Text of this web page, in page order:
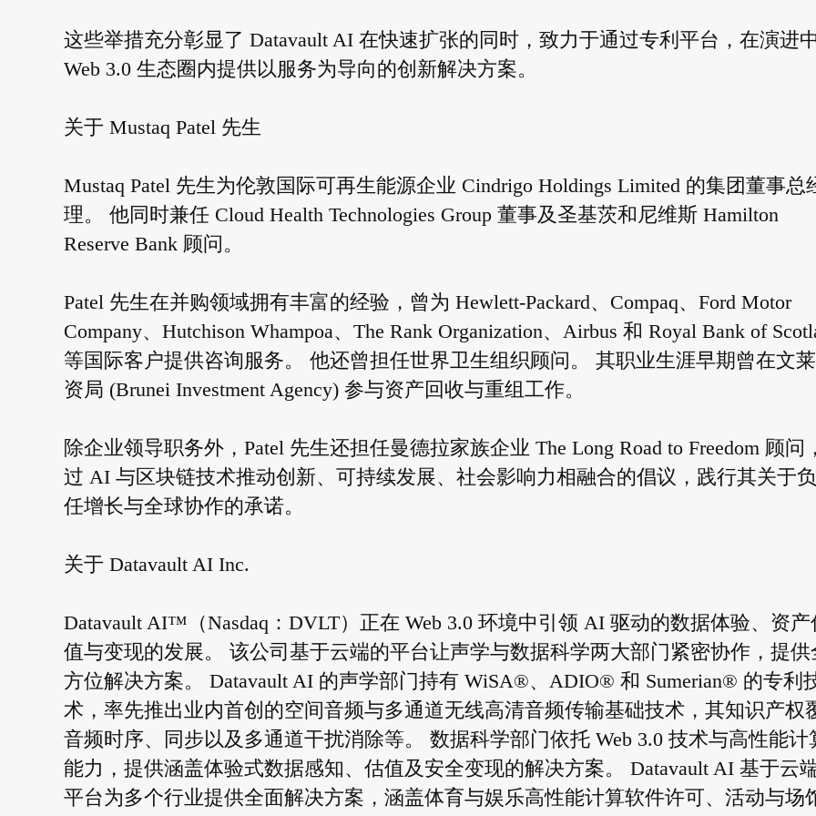
这些举措充分彰显了 Datavault AI 在快速扩张的同时，致力于通过专利平台，在演进
Web 3.0 生态圈内提供以服务为导向的创新解决方案。
关于 Mustaq Patel 先生
Mustaq Patel 先生为伦敦国际可再生能源企业 Cindrigo Holdings Limited 的集团董事总
理。 他同时兼任 Cloud Health Technologies Group 董事及圣基茨和尼维斯 Hamilton
Reserve Bank 顾问。
Patel 先生在并购领域拥有丰富的经验，曾为 Hewlett-Packard、Compaq、Ford Motor
Company、Hutchison Whampoa、The Rank Organization、Airbus 和 Royal Bank of
等国际客户提供咨询服务。 他还曾担任世界卫生组织顾问。 其职业生涯早期曾在文
资局 (Brunei Investment Agency) 参与资产回收与重组工作。
除企业领导职务外，Patel 先生还担任曼德拉家族企业 The Long Road to Freedom 顾问
过 AI 与区块链技术推动创新、可持续发展、社会影响力相融合的倡议，践行其关于
任增长与全球协作的承诺。
关于 Datavault AI Inc.
Datavault AI™（Nasdaq：DVLT）正在 Web 3.0 环境中引领 AI 驱动的数据体验、资产
值与变现的发展。 该公司基于云端的平台让声学与数据科学两大部门紧密协作，提供
方位解决方案。 Datavault AI 的声学部门持有 WiSA®、ADIO® 和 Sumerian® 的专利
术，率先推出业内首创的空间音频与多通道无线高清音频传输基础技术，其知识产权
音频时序、同步以及多通道干扰消除等。 数据科学部门依托 Web 3.0 技术与高性能计
能力，提供涵盖体验式数据感知、估值及安全变现的解决方案。 Datavault AI 基于云
平台为多个行业提供全面解决方案，涵盖体育与娱乐高性能计算软件许可、活动与场